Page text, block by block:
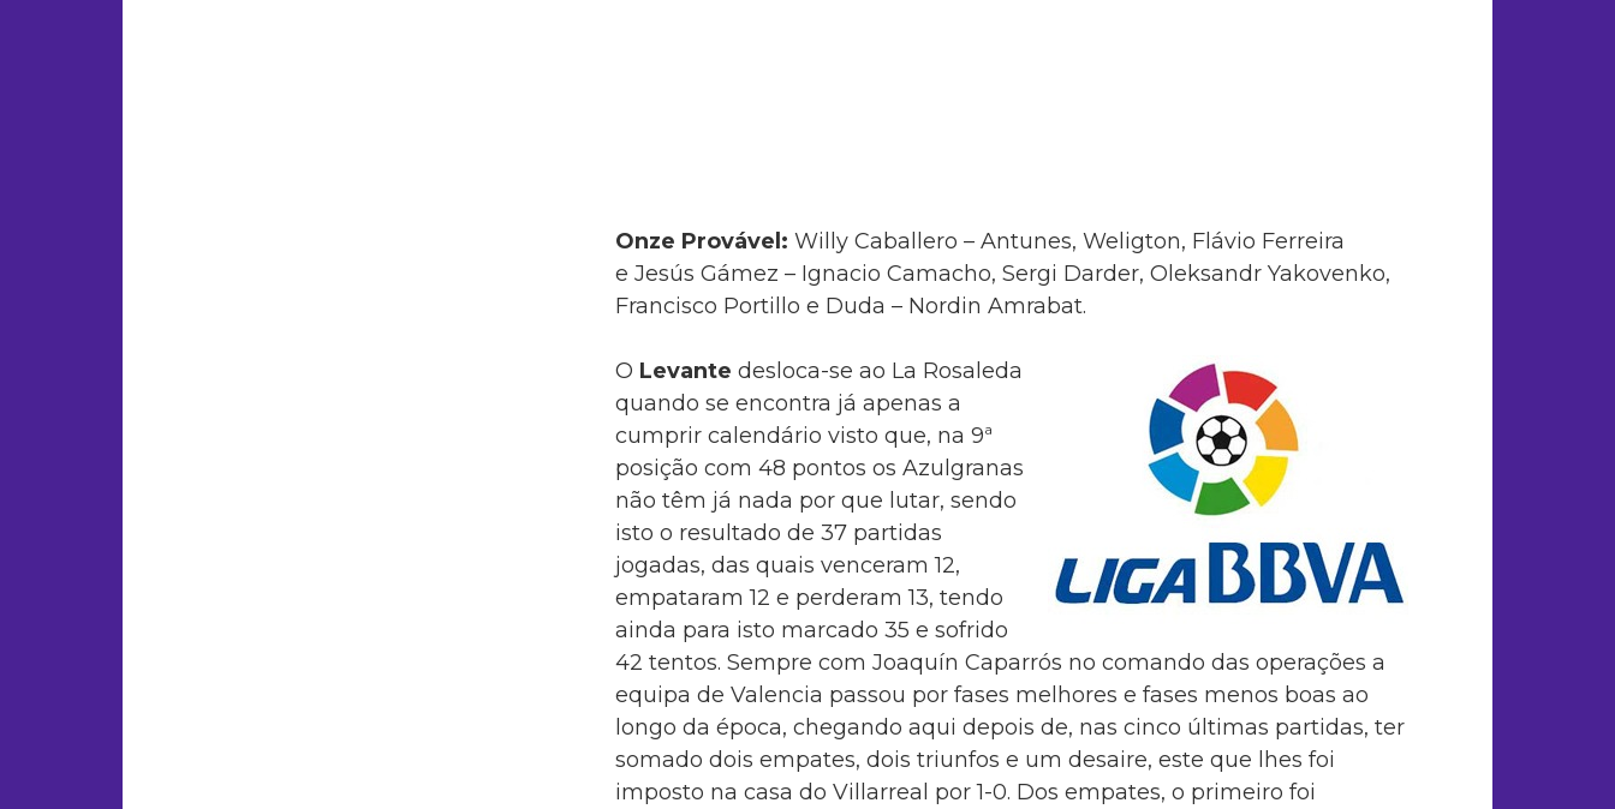
Onze Provável: Willy Caballero – Antunes, Weligton, Flávio Ferreira
e Jesús Gámez – Ignacio Camacho, Sergi Darder, Oleksandr Yakovenko,
Francisco Portillo e Duda – Nordin Amrabat.
O Levante desloca-se ao La Rosaleda
quando se encontra já apenas a
cumprir calendário visto que, na 9ª
posição com 48 pontos os Azulgranas
não têm já nada por que lutar, sendo
isto o resultado de 37 partidas
jogadas, das quais venceram 12,
empataram 12 e perderam 13, tendo
ainda para isto marcado 35 e sofrido
42 tentos. Sempre com Joaquín Caparrós no comando das operações a
equipa de Valencia passou por fases melhores e fases menos boas ao
longo da época, chegando aqui depois de, nas cinco últimas partidas, ter
somado dois empates, dois triunfos e um desaire, este que lhes foi
imposto na casa do Villarreal por 1-0. Dos empates, o primeiro foi